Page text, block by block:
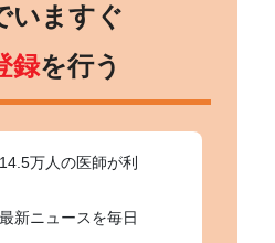
いますぐ
録を行う
万人の医師が利
新ニュースを毎日